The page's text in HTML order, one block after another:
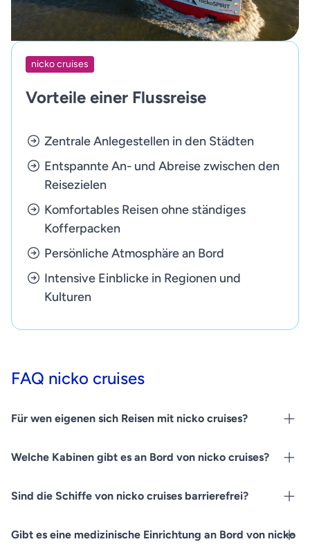
nicko cruises
Vorteile einer Flussreise
Zentrale Anlegestellen in den Städten
Entspannte An- und Abreise zwischen den
Reisezielen
Komfortables Reisen ohne ständiges
Kofferpacken
Persönliche Atmosphäre an Bord
Intensive Einblicke in Regionen und
Kulturen
FAQ nicko cruises
Für wen eigenen sich Reisen mit nicko cruises?
Welche Kabinen gibt es an Bord von nicko cruises?
Sind die Schiffe von nicko cruises barrierefrei?
Gibt es eine medizinische Einrichtung an Bord von nicko